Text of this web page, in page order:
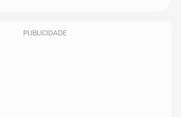
PUBLICIDADE